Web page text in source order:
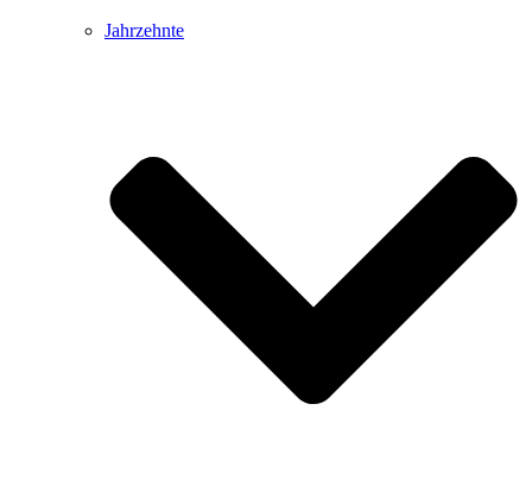
Jahrzehnte